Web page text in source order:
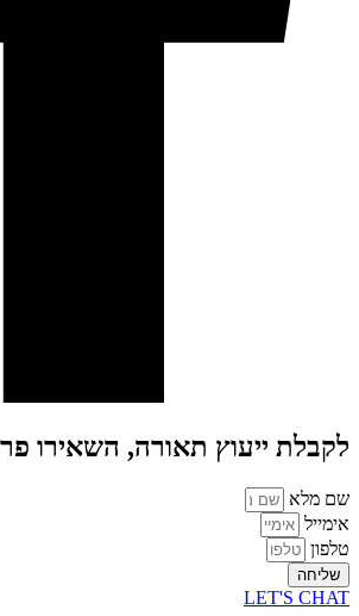
לקבלת ייעוץ תאורה, השאירו
שם מלא
אימייל
טלפון
שליחה
LET'S CHAT